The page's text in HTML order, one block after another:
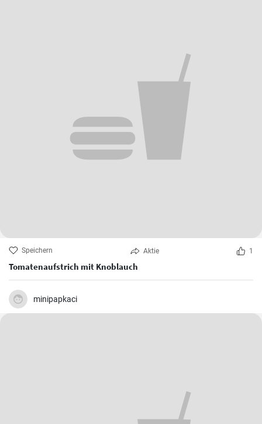
Speichern Aktie 1
Tomatenaufstrich mit Knoblauch
minipapkaci